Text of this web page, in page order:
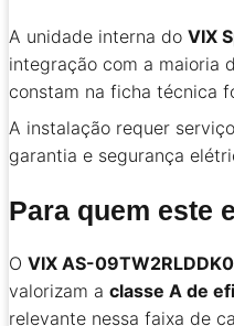
A unidade interna do VIX
integração com a maioria
constam na ficha técnica
A instalação requer
garantia e segurança
Para quem este
O VIX AS-
valorizam a classe A de
relevante nessa faixa de